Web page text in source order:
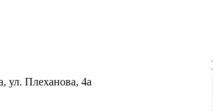
ул. Плеханова, 4а